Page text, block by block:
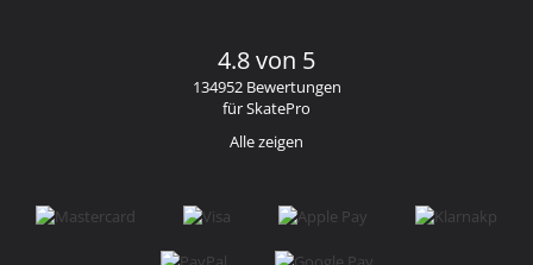
4.8 von 5
134952 Bewertungen
für SkatePro
Alle zeigen